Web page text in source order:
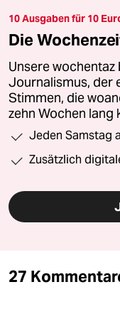
10 Ausgaben für 10
Die
Unsere
Journalismus, der
Stimmen, die
zehn Wochen lang
Jeden Samstag
Zusätzlich
27